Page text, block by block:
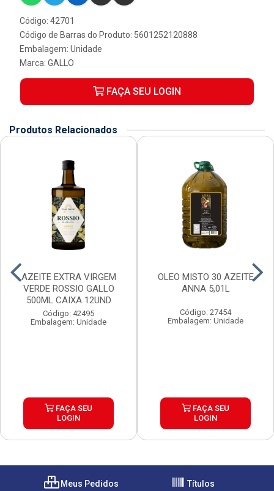
Código: 42701
Código de Barras do Produto: 5601252120888
Embalagem: Unidade
Marca: GALLO
FAÇA SEU LOGIN
Produtos Relacionados
AZEITE EXTRA VIRGEM
VERDE ROSSIO GALLO
500ML CAIXA 12UND
Código: 42495
Embalagem: Unidade
FAÇA SEU
LOGIN
OLEO MISTO 30 AZEITE
ANNA 5,01L
Código: 27454
Embalagem: Unidade
FAÇA SEU
LOGIN
Meus Pedidos Títulos